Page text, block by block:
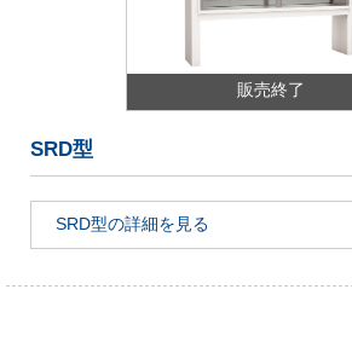
販売終了
SRD型
SRD型の詳細を見る